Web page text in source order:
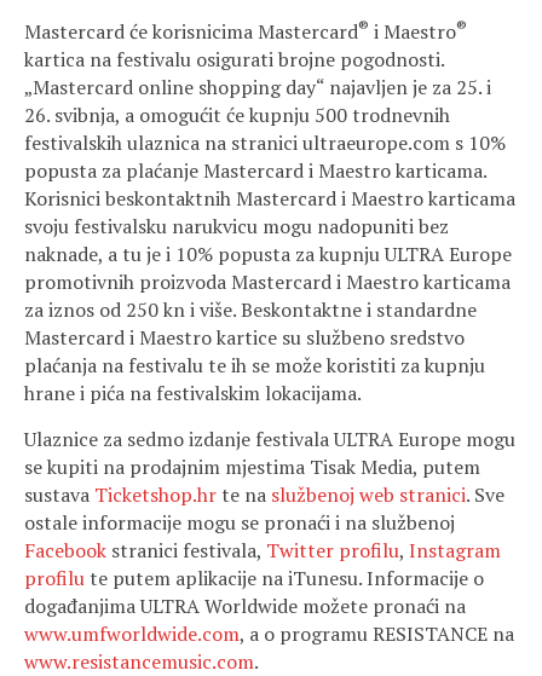
Mastercard će korisnicima Mastercard® i Maestro®
kartica na festivalu osigurati brojne pogodnosti.
„Mastercard online shopping day“ najavljen je za 25. i
26. svibnja, a omogućit će kupnju 500 trodnevnih
festivalskih ulaznica na stranici ultraeurope.com s 10%
popusta za plaćanje Mastercard i Maestro karticama.
Korisnici beskontaktnih Mastercard i Maestro karticama
svoju festivalsku narukvicu mogu nadopuniti bez
naknade, a tu je i 10% popusta za kupnju ULTRA Europe
promotivnih proizvoda Mastercard i Maestro karticama
za iznos od 250 kn i više. Beskontaktne i standardne
Mastercard i Maestro kartice su službeno sredstvo
plaćanja na festivalu te ih se može koristiti za kupnju
hrane i pića na festivalskim lokacijama.
Ulaznice za sedmo izdanje festivala ULTRA Europe mogu
se kupiti na prodajnim mjestima Tisak Media, putem
sustava Ticketshop.hrte na službenoj web stranici. Sve
ostale informacije mogu se pronaći i na službenoj
Facebook stranici festivala, Twitter profilu, Instagram
profilute putem aplikacije na iTunesu. Informacije o
događanjima ULTRA Worldwide možete pronaći na
www.umfworldwide.com, a o programu RESISTANCE na
www.resistancemusic.com.